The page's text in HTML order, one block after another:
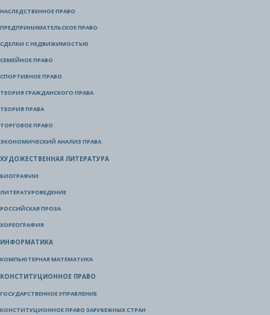
НАСЛЕДСТВЕННОЕ ПРАВО
ПРЕДПРИНИМАТЕЛЬСКОЕ ПРАВО
СДЕЛКИ С НЕДВИЖИМОСТЬЮ
СЕМЕЙНОЕ ПРАВО
СПОРТИВНОЕ ПРАВО
ТЕОРИЯ ГРАЖДАНСКОГО ПРАВА
ТЕОРИЯ ПРАВА
ТОРГОВОЕ ПРАВО
ЭКОНОМИЧЕСКИЙ АНАЛИЗ ПРАВА
ХУДОЖЕСТВЕННАЯ ЛИТЕРАТУРА
БИОГРАФИИ
ЛИТЕРАТУРОВЕДЕНИЕ
РОССИЙСКАЯ ПРОЗА
ХОРЕОГРАФИЯ
ИНФОРМАТИКА
КОМПЬЮТЕРНАЯ МАТЕМАТИКА
КОНСТИТУЦИОННОЕ ПРАВО
ГОСУДАРСТВЕННОЕ УПРАВЛЕНИЕ
КОНСТИТУЦИОННОЕ ПРАВО ЗАРУБЕЖНЫХ СТРАН